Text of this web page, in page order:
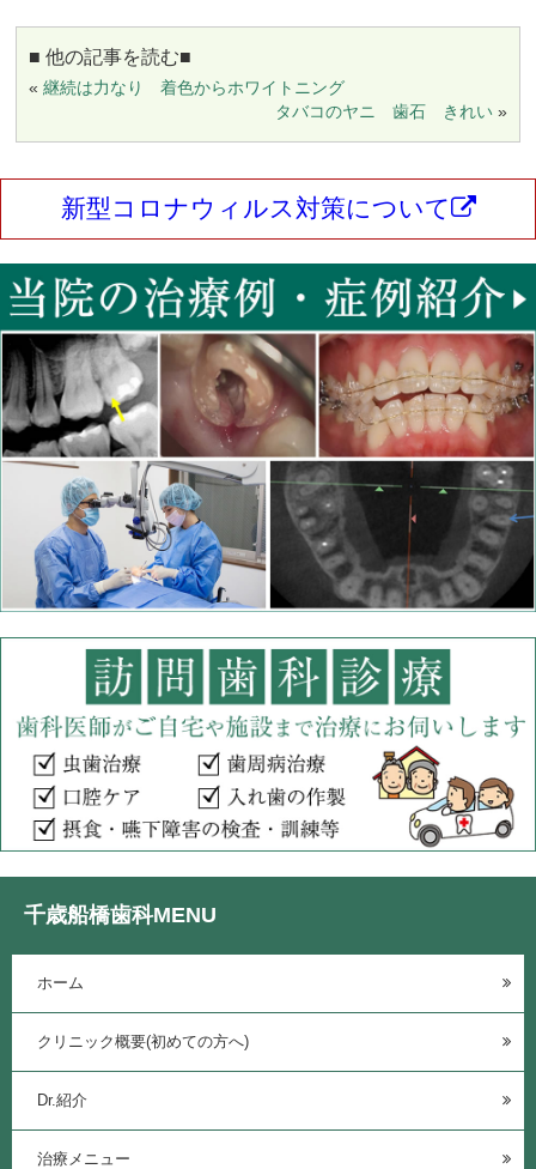
■ 他の記事を読む■
«継続は力なり 着色からホワイトニング
タバコのヤニ 歯石 きれい»
新型コロナウィルス対策について
千歳船橋歯科MENU
ホーム
クリニック概要(初めての方へ)
Dr.紹介
治療メニュー